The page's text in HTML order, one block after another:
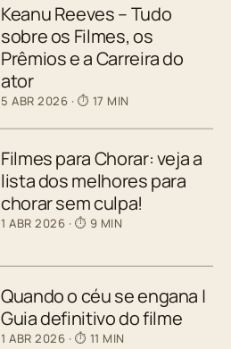
Keanu Reeves – Tudo
sobre os Filmes, os
Prêmios e a Carreira do
ator
5 ABR 2026 · ⏱ 17 MIN
Filmes para Chorar: veja a
lista dos melhores para
chorar sem culpa!
1 ABR 2026 · ⏱ 9 MIN
Quando o céu se engana |
Guia definitivo do filme
1 ABR 2026 · ⏱ 11 MIN